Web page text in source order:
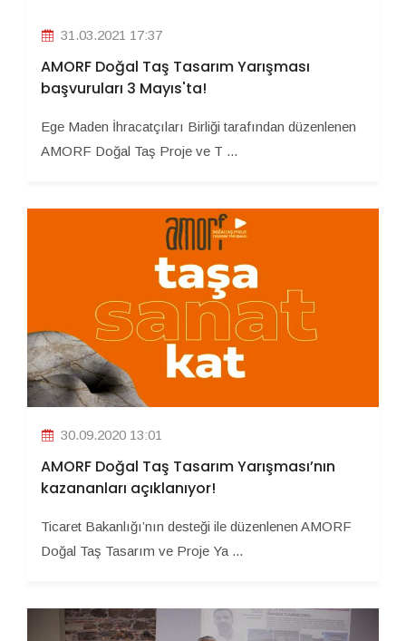
31.03.2021 17:37
AMORF Doğal Taş Tasarım Yarışması
başvuruları 3 Mayıs'ta!
Ege Maden İhracatçıları Birliği tarafından düzenlenen
AMORF Doğal Taş Proje ve T ...
30.09.2020 13:01
AMORF Doğal Taş Tasarım Yarışması’nın
kazananları açıklanıyor!
Ticaret Bakanlığı’nın desteği ile düzenlenen AMORF
Doğal Taş Tasarım ve Proje Ya ...